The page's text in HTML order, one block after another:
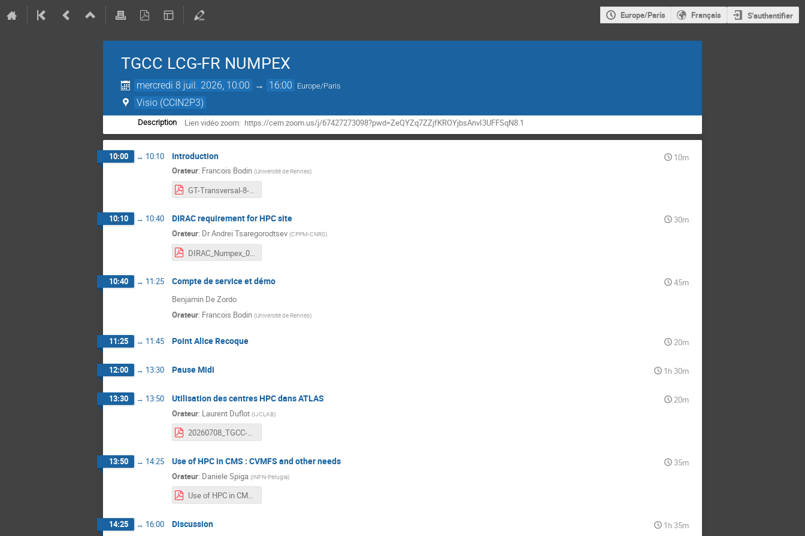
Europe/Paris Français S'authentifier
TGCC LCG-FR NUMPEX
mercredi 8 juil. 2026, 10:00 → 16:00 Europe/Paris
Visio (CCIN2P3)
Description Lien vidéo zoom: https://cern.zoom.us/j/67427273098?pwd=ZeQYZq7ZZjfKROYjbsAnvI3UFFSqN8.1
10:00 → 10:10 Introduction
10m
Orateur: Francois Bodin (Université de Rennes)
GT-Transversal-8-Juillet-2026-Intro.pdf
10:10 → 10:40 DIRAC requirement for HPC site
30m
Orateur: DrAndrei Tsaregorodtsev (CPPM-CNRS)
DIRAC_Numpex_08072026.pdf
10:40 → 11:25 Compte de service et démo
45m
Benjamin De Zordo
Orateur: Francois Bodin (Université de Rennes)
11:25 → 11:45 Point Alice Recoque 20m
12:00 → 13:30 Pause Midi 1h 30m
13:30 → 13:50 Utilisation des centres HPC dans ATLAS
20m
Orateur: Laurent Duflot (IJCLAB)
20260708_TGCC-NUMPEX-LCGFR.pdf
13:50 → 14:25 Use of HPC in CMS : CVMFS and other needs
35m
Orateur: Daniele Spiga (INFN-Perugia)
Use of HPC in CMS.pdf
14:25 → 16:00 Discussion 1h 35m